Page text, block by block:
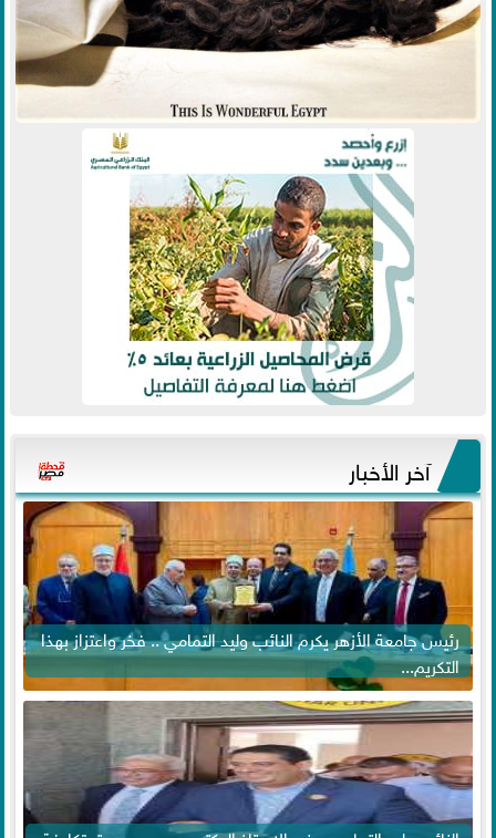
آخر الأخبار
رئيس جامعة الأزهر يكرم النائب وليد التمامي .. فخر واعتزاز بهذا
التكريم...